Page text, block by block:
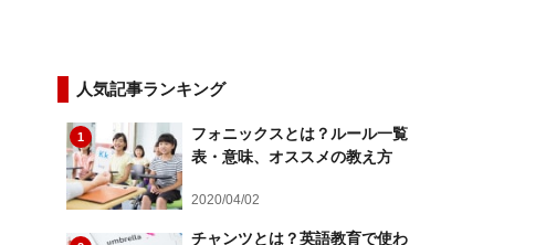
人気記事ランキング
1
フォニックスとは？ルール一覧
表・意味、オススメの教え方
2020/04/02
チャンツとは？英語教育で使わ